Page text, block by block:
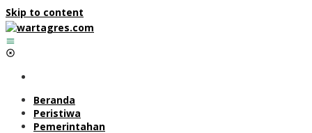
Skip to content
Beranda
Peristiwa
Pemerintahan